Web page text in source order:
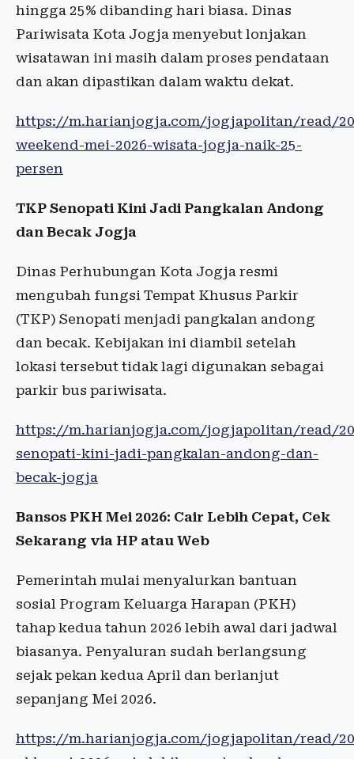
hingga 25% dibanding hari biasa. Dinas
Pariwisata Kota Jogja menyebut lonjakan
wisatawan ini masih dalam proses pendataan
dan akan dipastikan dalam waktu dekat.
https://m.harianjogja.com/jogjapolitan/read/
weekend-mei-2026-wisata-jogja-naik-25-
persen
TKP Senopati Kini Jadi Pangkalan Andong
dan Becak Jogja
Dinas Perhubungan Kota Jogja resmi
mengubah fungsi Tempat Khusus Parkir
(TKP) Senopati menjadi pangkalan andong
dan becak. Kebijakan ini diambil setelah
lokasi tersebut tidak lagi digunakan sebagai
parkir bus pariwisata.
https://m.harianjogja.com/jogjapolitan/read/
senopati-kini-jadi-pangkalan-andong-dan-
becak-jogja
Bansos PKH Mei 2026: Cair Lebih Cepat, Cek
Sekarang via HP atau Web
Pemerintah mulai menyalurkan bantuan
sosial Program Keluarga Harapan (PKH)
tahap kedua tahun 2026 lebih awal dari jadwal
biasanya. Penyaluran sudah berlangsung
sejak pekan kedua April dan berlanjut
sepanjang Mei 2026.
https://m.harianjogja.com/jogjapolitan/read/